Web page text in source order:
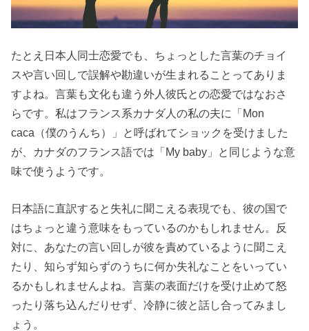
たとえ日本人同士恋愛でも、ちょっとした言葉のチョイ
スや言い回しで誤解や勘違いが生まれることってありま
すよね。言葉も文化も違う外人彼氏との恋愛ではなおさ
らです。私はフランス系カナダ人の私の夫に「Mon
caca（僕のうんち）」と呼ばれてショックを受けました
が、カナダのフランス語では「My baby」と同じような意
味で使うようです。
日本語に直訳すると失礼に聞こえる表現でも、彼の国で
はちょっと違う意味をもっているのかもしれません。反
対に、あなたの言い回しが彼を責めているように聞こえ
たり、知らず知らずのうちに何か失礼なことをいってい
るかもしれませんよね。言葉の表面だけを受け止めて怒
ったり落ち込んだりせず、冷静に彼と話し合ってみまし
ょう。